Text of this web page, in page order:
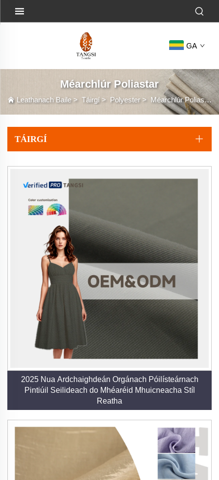
GA
Méarchlúr Poliastar
Leathanach Baile> Táirgí> Polyester> Méarchlúr Poliastar
TÁIRGÍ
2025 Nua Ardchaighdeán Orgánach Póilísteárnach
Pintiúil Seilideach do Mhéaréid Mhuicneacha Stíl
Reatha